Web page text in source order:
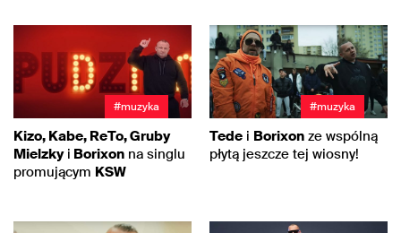
#muzyka
Kizo, Kabe, ReTo, Gruby
Mielzkyi Borixon na singlu
promującym KSW
#muzyka
Tede i Borixon ze wspólną
płytą jeszcze tej wiosny!